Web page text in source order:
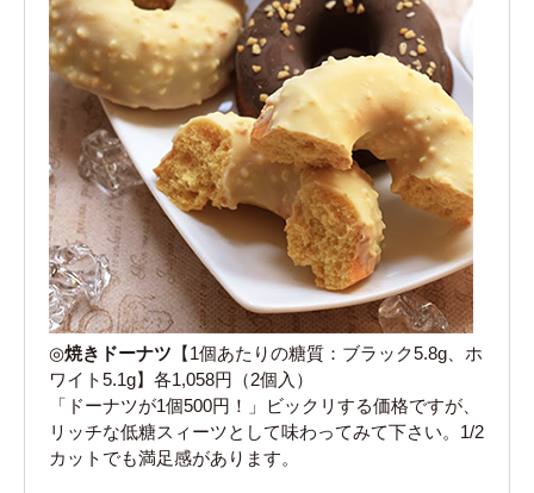
◎焼きドーナツ 【1個あたりの糖質：ブラック5.8g、ホ
ワイト5.1g】各1,058円（2個入）
「ドーナツが1個500円！」ビックリする価格ですが、
リッチな低糖スィーツとして味わってみて下さい。1/2
カットでも満足感があります。